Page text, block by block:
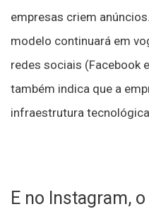
empresas criem
modelo continuará em
redes sociais (Facebook
também indica que a
infraestrutura
E no Instagram,